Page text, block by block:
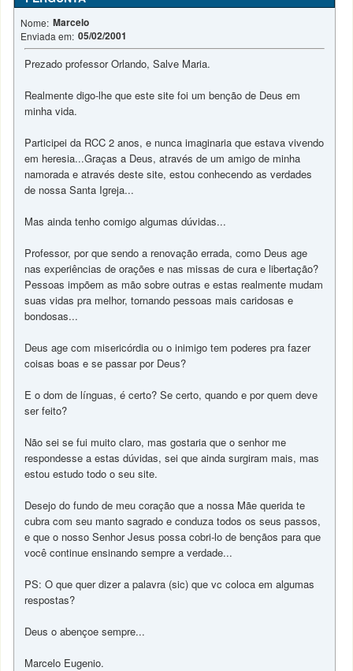
Nome: Marcelo
Enviada em: 05/02/2001
Prezado professor Orlando, Salve Maria.
Realmente digo-lhe que este site foi um benção de Deus em
minha vida.
Participei da RCC 2 anos, e nunca imaginaria que estava vivendo
em heresia...Graças a Deus, através de um amigo de minha
namorada e através deste site, estou conhecendo as verdades
de nossa Santa Igreja...
Mas ainda tenho comigo algumas dúvidas...
Professor, por que sendo a renovação errada, como Deus age
nas experiências de orações e nas missas de cura e libertação?
Pessoas impõem as mão sobre outras e estas realmente mudam
suas vidas pra melhor, tornando pessoas mais caridosas e
bondosas...
Deus age com misericórdia ou o inimigo tem poderes pra fazer
coisas boas e se passar por Deus?
E o dom de línguas, é certo? Se certo, quando e por quem deve
ser feito?
Não sei se fui muito claro, mas gostaria que o senhor me
respondesse a estas dúvidas, sei que ainda surgiram mais, mas
estou estudo todo o seu site.
Desejo do fundo de meu coração que a nossa Mãe querida te
cubra com seu manto sagrado e conduza todos os seus passos,
e que o nosso Senhor Jesus possa cobri-lo de bençãos para que
você continue ensinando sempre a verdade...
PS: O que quer dizer a palavra (sic) que vc coloca em algumas
respostas?
Deus o abençoe sempre...
Marcelo Eugenio.